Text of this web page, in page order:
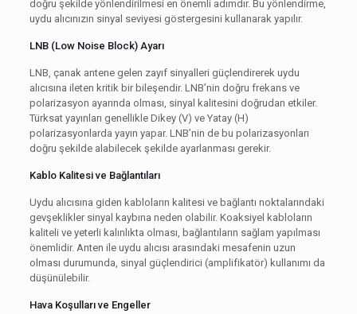
doğru şekilde yönlendirilmesi en önemli adımdır. Bu yönlendirme,
uydu alıcınızın sinyal seviyesi göstergesini kullanarak yapılır.
LNB (Low Noise Block) Ayarı
LNB, çanak antene gelen zayıf sinyalleri güçlendirerek uydu
alıcısına ileten kritik bir bileşendir. LNB’nin doğru frekans ve
polarizasyon ayarında olması, sinyal kalitesini doğrudan etkiler.
Türksat yayınları genellikle Dikey (V) ve Yatay (H)
polarizasyonlarda yayın yapar. LNB’nin de bu polarizasyonları
doğru şekilde alabilecek şekilde ayarlanması gerekir.
Kablo Kalitesi ve Bağlantıları
Uydu alıcısına giden kabloların kalitesi ve bağlantı noktalarındaki
gevşeklikler sinyal kaybına neden olabilir. Koaksiyel kabloların
kaliteli ve yeterli kalınlıkta olması, bağlantıların sağlam yapılması
önemlidir. Anten ile uydu alıcısı arasındaki mesafenin uzun
olması durumunda, sinyal güçlendirici (amplifikatör) kullanımı da
düşünülebilir.
Hava Koşulları ve Engeller